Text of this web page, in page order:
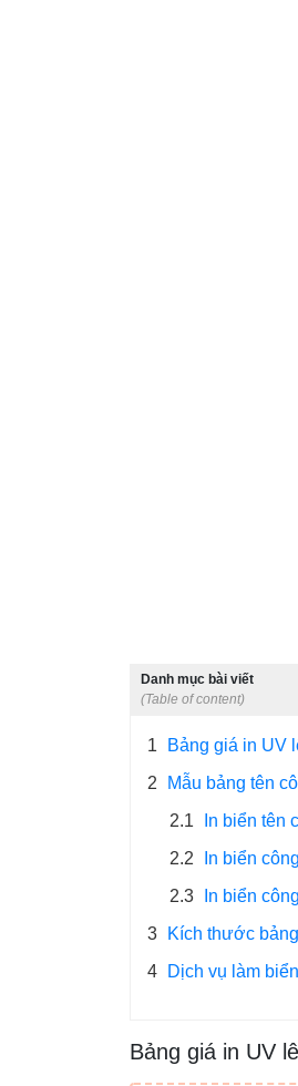
Danh mục bài viết
(Table of content)
1
Bảng giá in UV
2
Mẫu bảng tên
2.1
In biển tên
2.2
In biển
2.3
In biển
3
Kích thước
4
Dịch vụ làm
Bảng giá in UV